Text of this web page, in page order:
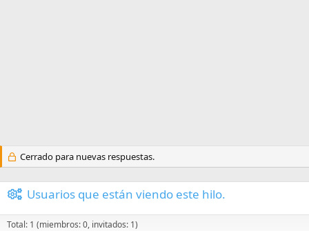
Cerrado para nuevas respuestas.
Usuarios que están viendo este hilo.
Total: 1 (miembros: 0, invitados: 1)